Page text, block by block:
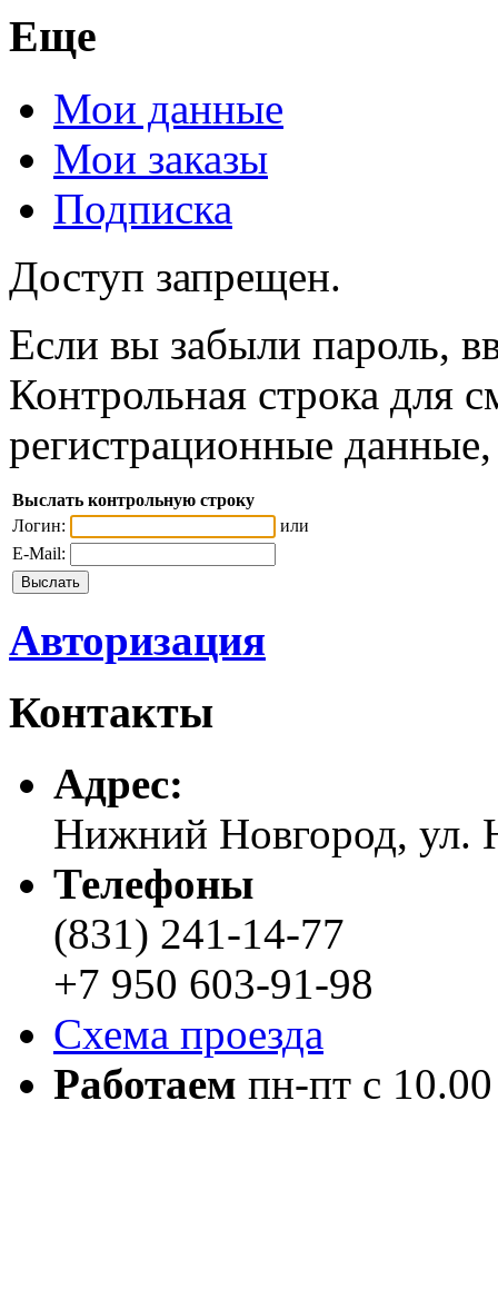
Еще
Мои данные
Мои заказы
Подписка
Доступ запрещен.
Если вы забыли пароль,
Контрольная строка для
регистрационные
Выслать контрольную строку
Логин:
или
E-Mail:
Авторизация
Контакты
Адреc:
Нижний Новгород, ул.
Телефоны
(831) 241-14-77
+7 950 603-91-98
Схема проезда
Работаем пн-пт с